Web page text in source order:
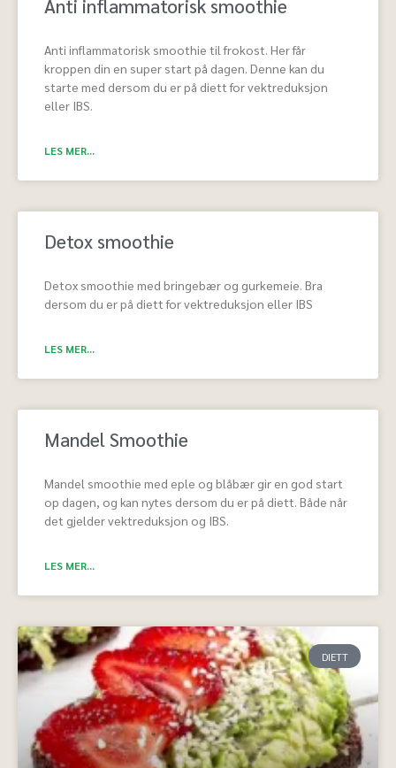
Anti inflammatorisk smoothie
Anti inflammatorisk smoothie til frokost. Her får
kroppen din en super start på dagen. Denne kan du
starte med dersom du er på diett for vektreduksjon
eller IBS.
LES MER...
Detox smoothie
Detox smoothie med bringebær og gurkemeie. Bra
dersom du er på diett for vektreduksjon eller IBS
LES MER...
Mandel Smoothie
Mandel smoothie med eple og blåbær gir en god start
op dagen, og kan nytes dersom du er på diett. Både når
det gjelder vektreduksjon og IBS.
LES MER...
DIETT